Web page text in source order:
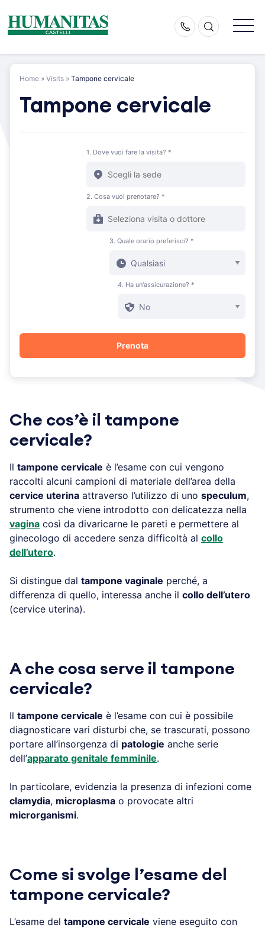
content
Home » Visits » Tampone cervicale
Tampone cervicale
1. Dove vuoi fare la visita? *
2. Cosa vuoi prenotare? *
3. Quale orario preferisci? *
4. Ha un'assicurazione? *
Che cos’è il tampone
cervicale?
Il tampone cervicale è l’esame con cui vengono
raccolti alcuni campioni di materiale dell’area della
cervice uterina attraverso l’utilizzo di uno speculum,
strumento che viene introdotto con delicatezza nella
vagina così da divaricarne le pareti e permettere al
ginecologo di accedere senza difficoltà al collo
dell’utero.
Si distingue dal tampone vaginale perché, a
differenza di quello, interessa anche il collo dell’utero
(cervice uterina).
A che cosa serve il tampone
cervicale?
Il tampone cervicale è l’esame con cui è possibile
diagnosticare vari disturbi che, se trascurati, possono
portare all’insorgenza di patologie anche serie
dell’apparato genitale femminile.
In particolare, evidenzia la presenza di infezioni come
clamydia, microplasma o provocate altri
microrganismi.
Come si svolge l’esame del
tampone cervicale?
L’esame del tampone cervicale viene eseguito con